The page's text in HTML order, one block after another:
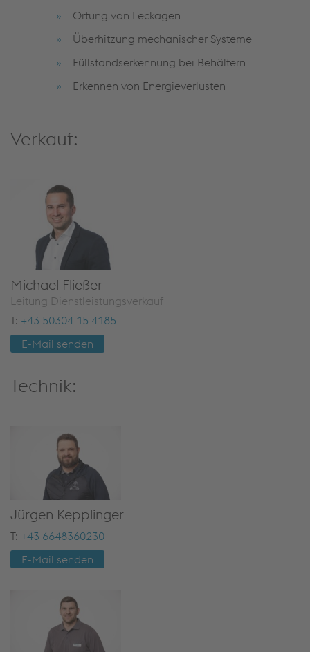
Ortung von Leckagen
Überhitzung mechanischer Systeme
Füllstandserkennung bei Behältern
Erkennen von Energieverlusten
Verkauf:
Mi­cha­el Flie­ßer
Lei­tung Dienst­leis­tungs­ver­kauf
T: +43 50304 15 4185
E-Mail sen­den
Technik:
Jür­gen Kepp­lin­ger
T: +43 6648360230
E-Mail sen­den